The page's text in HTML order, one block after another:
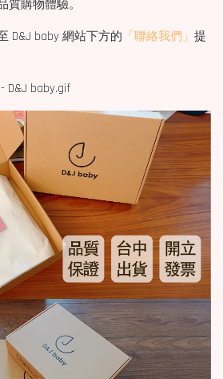
質購物體驗。
D&J baby 網站下方的 「聯絡我們」 提